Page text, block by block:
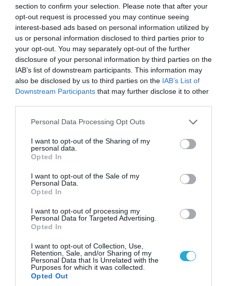
section to confirm your selection. Please note that after your
opt-out request is processed you may continue seeing
interest-based ads based on personal information utilized by
us or personal information disclosed to third parties prior to
your opt-out. You may separately opt-out of the further
disclosure of your personal information by third parties on the
IAB’s list of downstream participants. This information may
also be disclosed by us to third parties on the IAB’s List of
Downstream Participants that may further disclose it to other
Please note that this website/app uses one or more Google
not limited to your visit or usage behaviour. You may click to
grant or deny consent to Google and its third-party tags to
use your data for below specified purposes in below Google
consent section.
Personal Data Processing Opt Outs
I want to opt-out of the Sharing of my
personal data.
Opted In
I want to opt-out of the Sale of my
Personal Data.
Opted In
I want to opt-out of processing my
Personal Data for Targeted Advertising.
Opted In
I want to opt-out of Collection, Use,
Retention, Sale, and/or Sharing of my
Personal Data that Is Unrelated with the
Purposes for which it was collected.
Opted Out
ΠΟΛΙΤΙΚΗ
08.08.2026 | 09:02
του Αρκά για τα τατουάζ (φωτο)